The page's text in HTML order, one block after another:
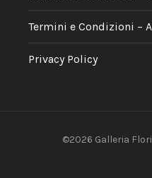
Termini e Condizioni –
Privacy Policy
©2026 Galleria Flori